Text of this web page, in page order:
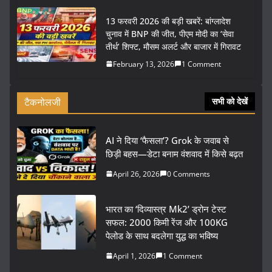
13 फरवरी 2026 की बड़ी खबरें: बांग्लादेश
चुनाव में BNP की जीत, पीएम मोदी का ‘सेवा
तीर्थ’ शिफ्ट, मौसम अलर्ट और बाजार में गिरावट
February 13, 2026 1 Comment
टैकनोलजी सभी को देखें
AI ने दिया ‘फैसला’? Grok के जवाब से
छिड़ी बहस—डेटा बनाम वंशवाद में किसे बढ़त
April 26, 2026 0 Comments
भारत का ‘दिव्यास्त्र Mk2’ ड्रोन टेस्ट
सफल: 2000 किमी रेंज और 100KG
पेलोड के साथ बदलेगा युद्ध का भविष्य
April 1, 2026 1 Comment